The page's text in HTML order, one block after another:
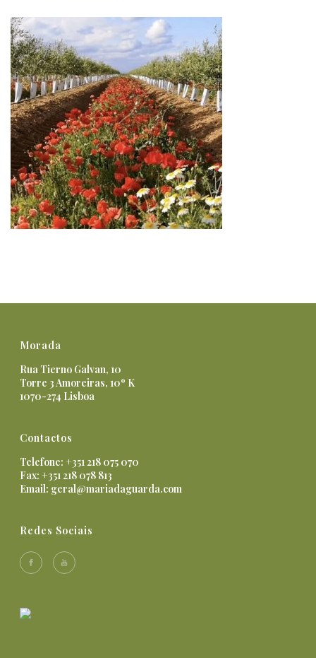
Morada
Rua Tierno Galvan, 10
Torre 3 Amoreiras, 10º K
1070-274 Lisboa
Contactos
Telefone: +351 218 075 070
Fax: +351 218 078 813
Email: geral@mariadaguarda.com
Redes Sociais